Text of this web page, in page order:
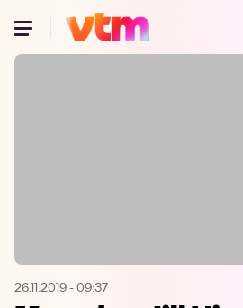
Oeps, browser niet
26.11.2019 - 09:37